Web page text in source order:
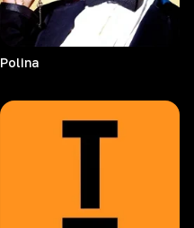
Polina